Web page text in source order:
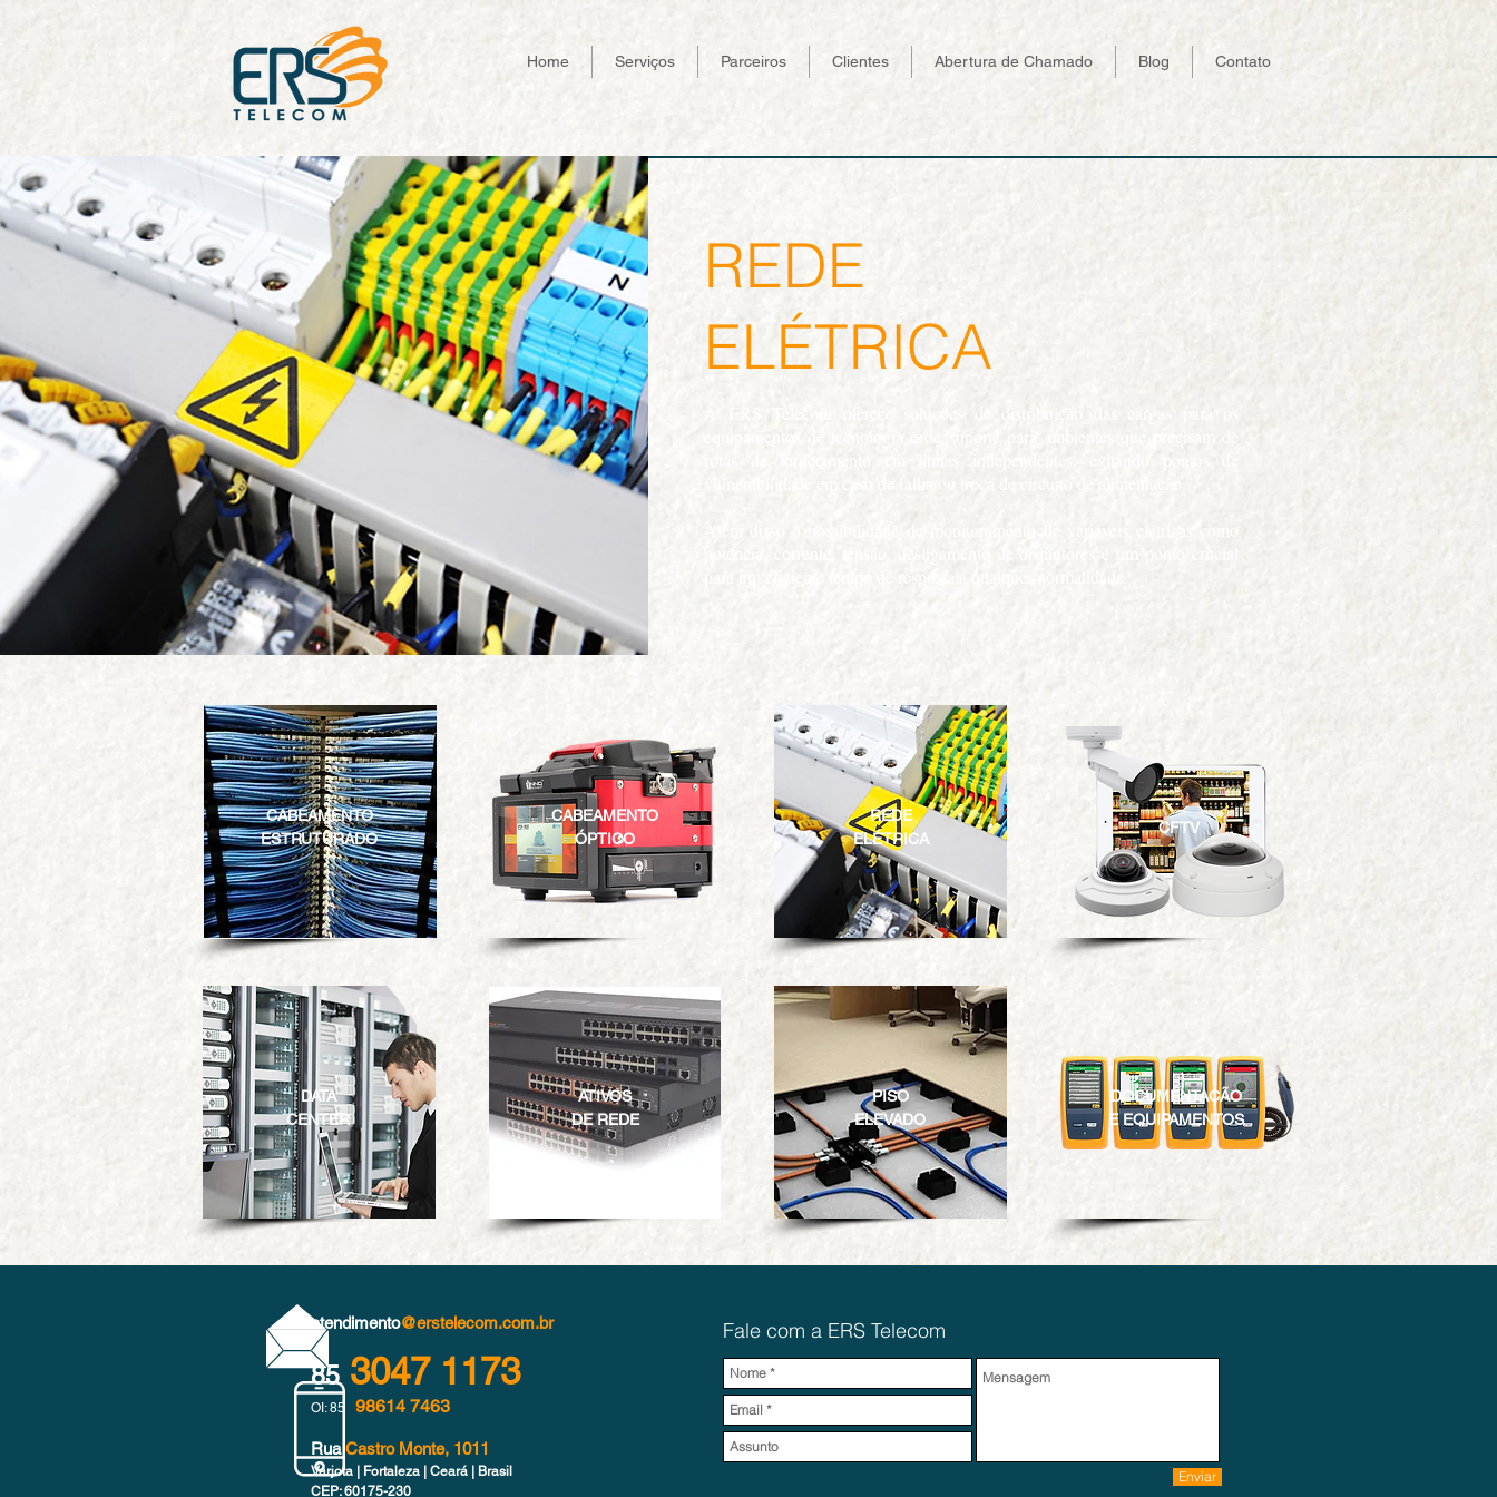
Home Serviços Parceiros Clientes Abertura de Chamado Blog Contato
REDE
ELÉTRICA
A ERS Telecom oferece soluções de distribuição das cargas para os
equipamentos de tecnologia e de suporte para ambientes que precisam de
rotas de fornecimento em linhas independentes, evitando pontos de
vulnerabilidade em caso de falha ou troca de circuito de alimentação.
Além disso a possibilidade de monitoramento de variáveis elétricas como
potência, corrente, tensão, desligamento de disjuntores é um ponto crucial
para um eficiente tempo de resposta a qualquer normalidade.
CABEAMENTO
ESTRUTURADO
CABEAMENTO
ÓPTICO
REDE
ELÉTRICA
CFTV
DATA
CENTER
ATIVOS
DE REDE
PISO
ELEVADO
DOCUMENTAÇÃO
E EQUIPAMENTOS
Fale com a ERS Telecom
atendimento@erstelecom.com.br
853047 1173
OI: 85 98614 7463
RuaCastro Monte, 1011
Varjota | Fortaleza | Ceará | Brasil
CEP: 60175-230
Enviar